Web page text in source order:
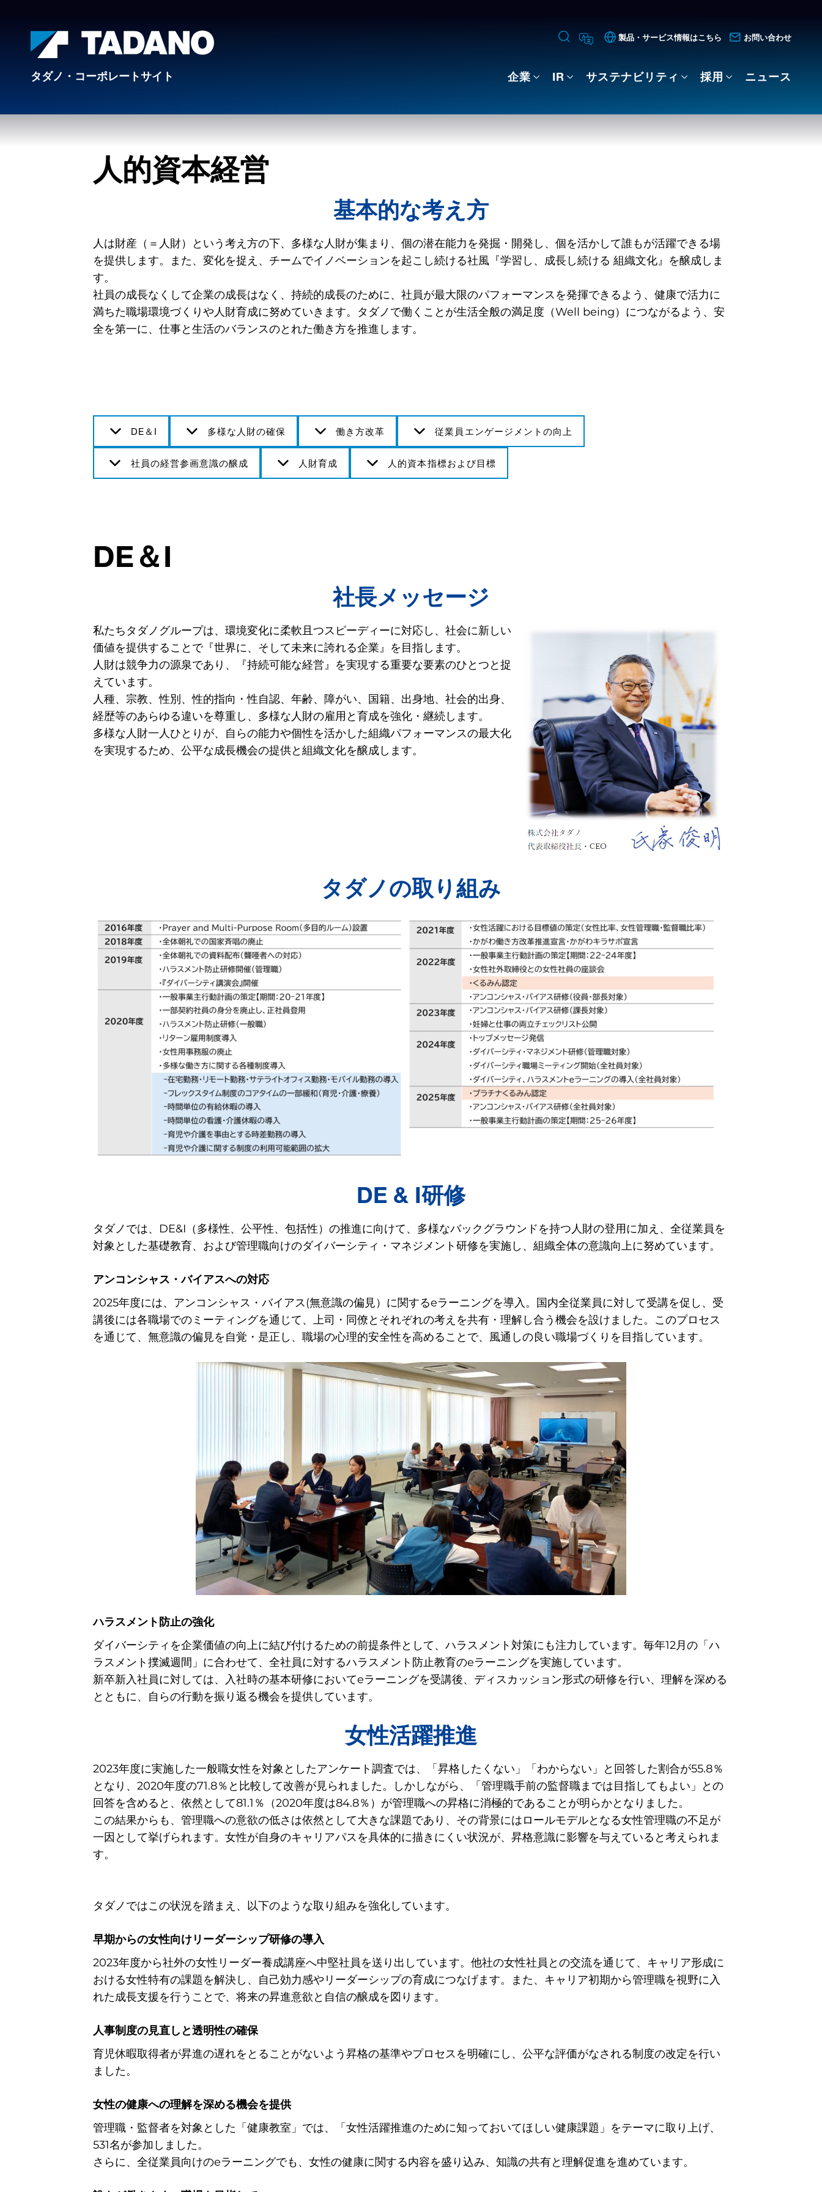
製品・サービス情報はこちら お問い合わせ
タダノ・コーポレートサイト 企業 IR サステナビリティ 採用 ニュース
人的資本経営
基本的な考え方
人は財産（＝人財）という考え方の下、多様な人財が集まり、個の潜在能力を発掘・開発し、個を活かして誰もが活躍できる場
を提供します。また、変化を捉え、チームでイノベーションを起こし続ける社風『学習し、成長し続ける 組織文化』を醸成しま
す。
社員の成長なくして企業の成長はなく、持続的成長のために、社員が最大限のパフォーマンスを発揮できるよう、健康で活力に
満ちた職場環境づくりや人財育成に努めていきます。タダノで働くことが生活全般の満足度（Well being）につながるよう、安
全を第一に、仕事と生活のバランスのとれた働き方を推進します。
DE＆I 多様な人財の確保 働き方改革 従業員エンゲージメントの向上
社員の経営参画意識の醸成 人財育成 人的資本指標および目標
DE＆I
社長メッセージ
私たちタダノグループは、環境変化に柔軟且つスピーディーに対応し、社会に新しい
価値を提供することで『世界に、そして未来に誇れる企業』を目指します。
人財は競争力の源泉であり、『持続可能な経営』を実現する重要な要素のひとつと捉
えています。
人種、宗教、性別、性的指向・性自認、年齢、障がい、国籍、出身地、社会的出身、
経歴等のあらゆる違いを尊重し、多様な人財の雇用と育成を強化・継続します。
多様な人財一人ひとりが、自らの能力や個性を活かした組織パフォーマンスの最大化
を実現するため、公平な成長機会の提供と組織文化を醸成します。
タダノの取り組み
DE & I研修
タダノでは、DE&I（多様性、公平性、包括性）の推進に向けて、多様なバックグラウンドを持つ人財の登用に加え、全従業員を
対象とした基礎教育、および管理職向けのダイバーシティ・マネジメント研修を実施し、組織全体の意識向上に努めています。
アンコンシャス・バイアスへの対応
2025年度には、アンコンシャス・バイアス(無意識の偏見）に関するeラーニングを導入。国内全従業員に対して受講を促し、受
講後には各職場でのミーティングを通じて、上司・同僚とそれぞれの考えを共有・理解し合う機会を設けました。このプロセス
を通じて、無意識の偏見を自覚・是正し、職場の心理的安全性を高めることで、風通しの良い職場づくりを目指しています。
ハラスメント防止の強化
ダイバーシティを企業価値の向上に結び付けるための前提条件として、ハラスメント対策にも注力しています。毎年12月の「ハ
ラスメント撲滅週間」に合わせて、全社員に対するハラスメント防止教育のeラーニングを実施しています。
新卒新入社員に対しては、入社時の基本研修においてeラーニングを受講後、ディスカッション形式の研修を行い、理解を深める
とともに、自らの行動を振り返る機会を提供しています。
女性活躍推進
2023年度に実施した一般職女性を対象としたアンケート調査では、「昇格したくない」「わからない」と回答した割合が55.8％
となり、2020年度の71.8％と比較して改善が見られました。しかしながら、「管理職手前の監督職までは目指してもよい」との
回答を含めると、依然として81.1％（2020年度は84.8％）が管理職への昇格に消極的であることが明らかとなりました。
この結果からも、管理職への意欲の低さは依然として大きな課題であり、その背景にはロールモデルとなる女性管理職の不足が
一因として挙げられます。女性が自身のキャリアパスを具体的に描きにくい状況が、昇格意識に影響を与えていると考えられま
す。
タダノではこの状況を踏まえ、以下のような取り組みを強化しています。
早期からの女性向けリーダーシップ研修の導入
2023年度から社外の女性リーダー養成講座へ中堅社員を送り出しています。他社の女性社員との交流を通じて、キャリア形成に
おける女性特有の課題を解決し、自己効力感やリーダーシップの育成につなげます。また、キャリア初期から管理職を視野に入
れた成長支援を行うことで、将来の昇進意欲と自信の醸成を図ります。
人事制度の見直しと透明性の確保
育児休暇取得者が昇進の遅れをとることがないよう昇格の基準やプロセスを明確にし、公平な評価がなされる制度の改定を行い
ました。
女性の健康への理解を深める機会を提供
管理職・監督者を対象とした「健康教室」では、「女性活躍推進のために知っておいてほしい健康課題」をテーマに取り上げ、
531名が参加しました。
さらに、全従業員向けのeラーニングでも、女性の健康に関する内容を盛り込み、知識の共有と理解促進を進めています。